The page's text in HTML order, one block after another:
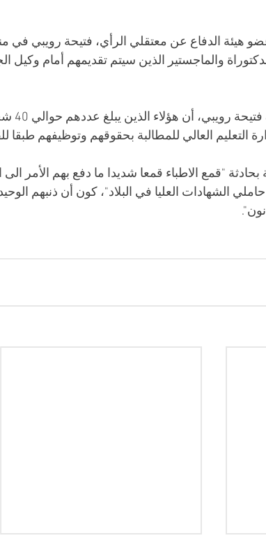
هيئة الدفاع عن معتقلي الرأي، فتيحة رويبي في
والماجستير الذين سيتم تقديمهم أمام وكيل
التعليم العالي للمطالبة بحقوقهم وتوظيفهم طبقا
"قمع الاطباء قمعا شديدا ما دفع بهم الأمر الى
الشهادات العليا في البلاد"، كون أن ذنبهم